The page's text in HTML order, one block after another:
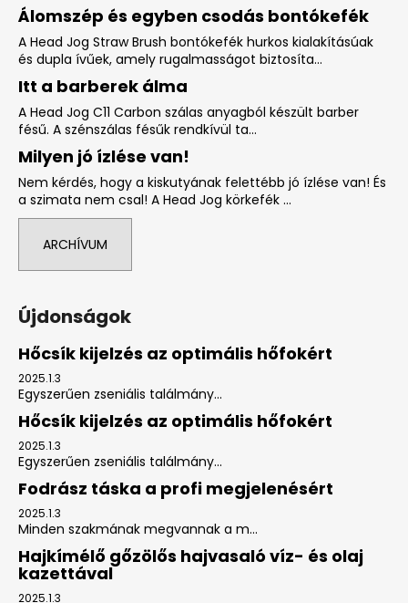
Álomszép és egyben csodás bontókefék
A Head Jog Straw Brush bontókefék hurkos kialakításúak
és dupla ívűek, amely rugalmasságot biztosíta...
Itt a barberek álma
A Head Jog C11 Carbon szálas anyagból készült barber
fésű. A szénszálas fésűk rendkívül ta...
Milyen jó ízlése van!
Nem kérdés, hogy a kiskutyának felettébb jó ízlése van! És
a szimata nem csal! A Head Jog körkefék ...
ARCHÍVUM
Újdonságok
Hőcsík kijelzés az optimális hőfokért
2025.1.3
Egyszerűen zseniális találmány...
Hőcsík kijelzés az optimális hőfokért
2025.1.3
Egyszerűen zseniális találmány...
Fodrász táska a profi megjelenésért
2025.1.3
Minden szakmának megvannak a m...
Hajkímélő gőzölős hajvasaló víz- és olaj
kazettával
2025.1.3